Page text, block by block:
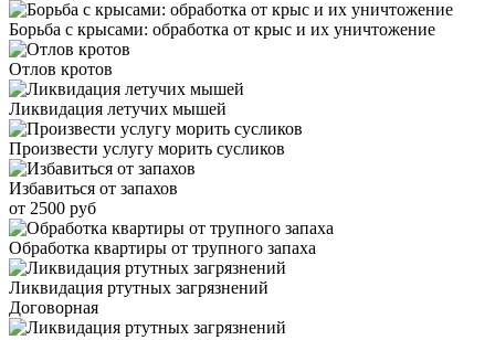
Борьба с крысами: обработка от крыс и их уничтожение
Отлов кротов
Ликвидация летучих мышей
Произвести услугу морить сусликов
Избавиться от запахов
от 2500 руб
Обработка квартиры от трупного запаха
Ликвидация ртутных загрязнений
Договорная